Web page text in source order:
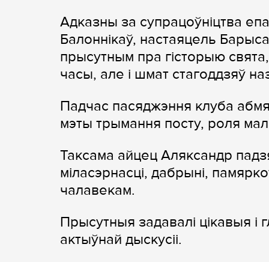
Адказны за супрацоўніцтва
Балоннікаў, настаяцель
прысутным пра гісторыю
часы, але і шмат стагоддзяў
Падчас пасяджэння клуба
мэты трымання посту, роля
Таксама айцец Аляксандр
міласэрнасці, дабрыні,
чалавекам.
Прысутныя задавалі цікавыя і
актыўнай дыскусіі.